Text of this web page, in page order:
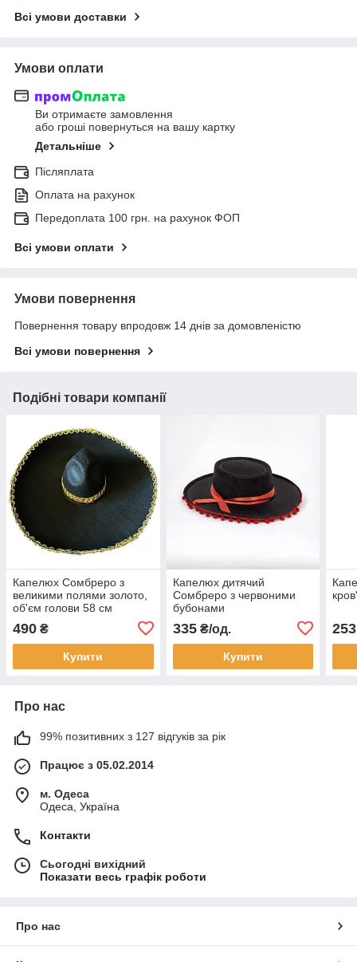
Всі умови доставки
Умови оплати
Ви отримаєте замовлення
або гроші повернуться на вашу картку
Детальніше
Післяплата
Оплата на рахунок
Передоплата 100 грн. на рахунок ФОП
Всі умови оплати
Умови повернення
Повернення товару впродовж 14 днів за домовленістю
Всі умови повернення
Подібні товари компанії
Капелюх Сомбреро з
великими полями золото,
об'єм голови 58 см
490 ₴
Купити
Капелюх дитячий
Сомбреро з червоними
бубонами
335₴/од.
Купити
253
Про нас
99% позитивних з 127 відгуків за рік
Працює з 05.02.2014
м. Одеса
Одеса, Україна
Контакти
Сьогодні вихідний
Показати весь графік роботи
Про нас